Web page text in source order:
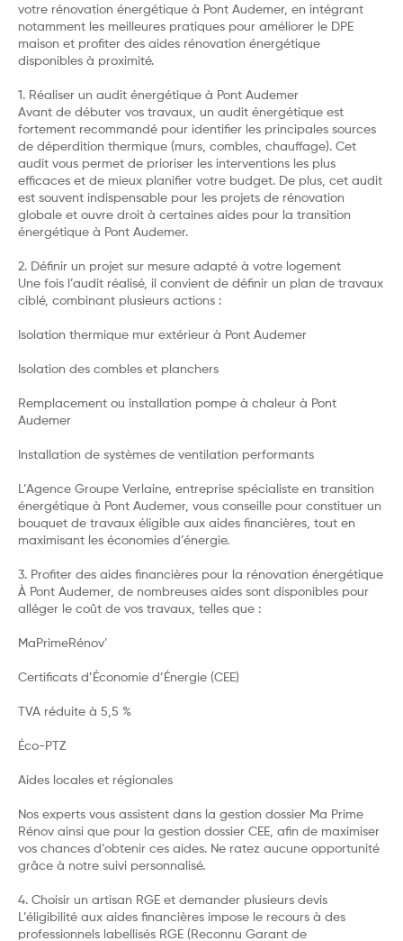
votre rénovation énergétique à Pont Audemer, en intégrant
notamment les meilleures pratiques pour améliorer le DPE
maison et profiter des aides rénovation énergétique
disponibles à proximité.
1. Réaliser un audit énergétique à Pont Audemer
Avant de débuter vos travaux, un audit énergétique est
fortement recommandé pour identifier les principales sources
de déperdition thermique (murs, combles, chauffage). Cet
audit vous permet de prioriser les interventions les plus
efficaces et de mieux planifier votre budget. De plus, cet audit
est souvent indispensable pour les projets de rénovation
globale et ouvre droit à certaines aides pour la transition
énergétique à Pont Audemer.
2. Définir un projet sur mesure adapté à votre logement
Une fois l’audit réalisé, il convient de définir un plan de travaux
ciblé, combinant plusieurs actions :
Isolation thermique mur extérieur à Pont Audemer
Isolation des combles et planchers
Remplacement ou installation pompe à chaleur à Pont
Audemer
Installation de systèmes de ventilation performants
L’Agence Groupe Verlaine, entreprise spécialiste en transition
énergétique à Pont Audemer, vous conseille pour constituer un
bouquet de travaux éligible aux aides financières, tout en
maximisant les économies d’énergie.
3. Profiter des aides financières pour la rénovation énergétique
À Pont Audemer, de nombreuses aides sont disponibles pour
alléger le coût de vos travaux, telles que :
MaPrimeRénov’
Certificats d’Économie d’Énergie (CEE)
TVA réduite à 5,5 %
Éco-PTZ
Aides locales et régionales
Nos experts vous assistent dans la gestion dossier Ma Prime
Rénov ainsi que pour la gestion dossier CEE, afin de maximiser
vos chances d’obtenir ces aides. Ne ratez aucune opportunité
grâce à notre suivi personnalisé.
4. Choisir un artisan RGE et demander plusieurs devis
L’éligibilité aux aides financières impose le recours à des
professionnels labellisés RGE (Reconnu Garant de